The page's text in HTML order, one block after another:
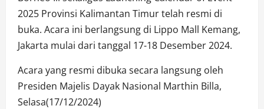
2025 Provinsi Kalimantan Timur telah resmi di
buka. Acara ini berlangsung di Lippo Mall Kemang,
Jakarta mulai dari tanggal 17-18 Desember 2024.
Acara yang resmi dibuka secara langsung oleh
Presiden Majelis Dayak Nasional Marthin Billa,
Selasa(17/12/2024)